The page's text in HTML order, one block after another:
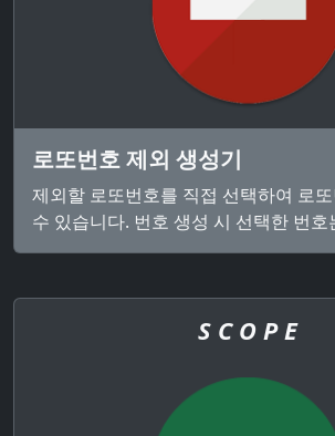
로또번호 제외 생성기
제외할 로또번호를 직접 선택하여 로
수 있습니다. 번호 생성 시 선택한 번호
S C O P E